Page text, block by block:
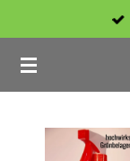
springen